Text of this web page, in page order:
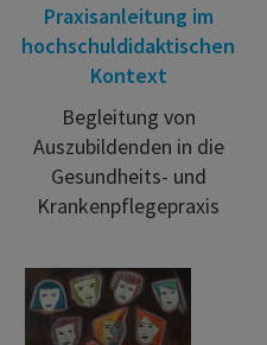
Praxisanleitung im
hochschuldidaktischen
Kontext
Begleitung von
Auszubildenden in die
Gesundheits- und
Krankenpflegepraxis